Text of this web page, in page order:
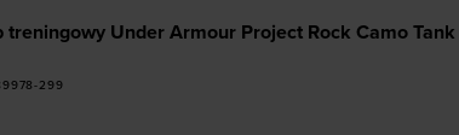
treningowy Under Armour Project Rock Camo
299